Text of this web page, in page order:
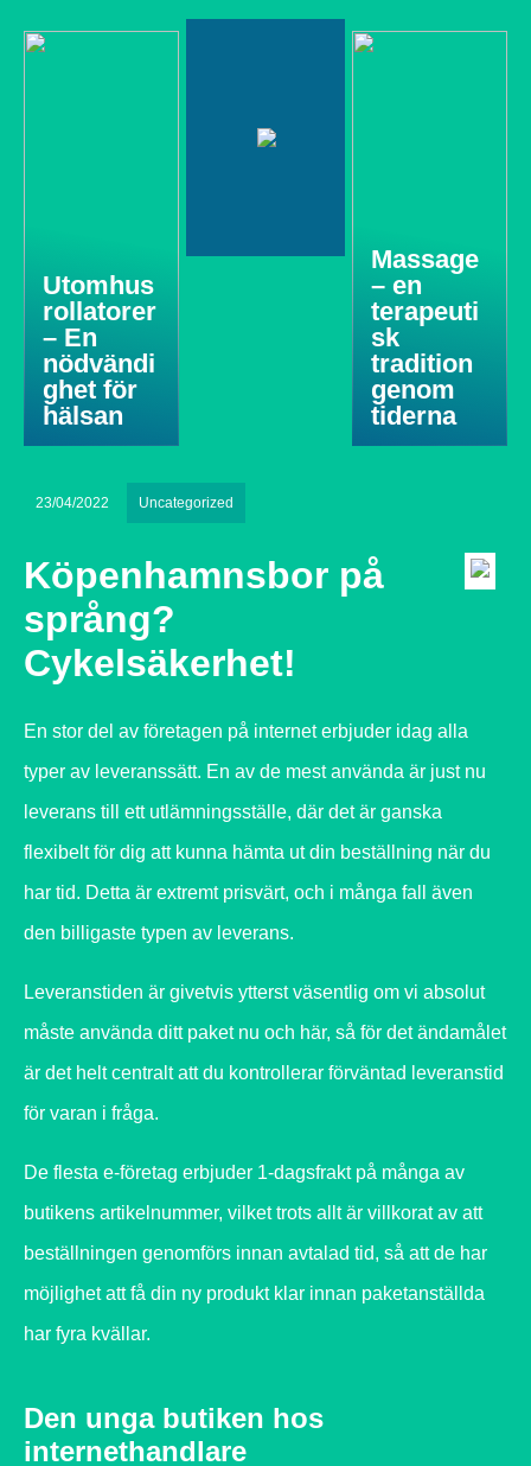
Utomhus
rollatorer
– En
nödvändi
ghet för
hälsan
Massage
– en
terapeuti
sk
tradition
genom
tiderna
23/04/2022 Uncategorized
Köpenhamnsbor på
språng?
Cykelsäkerhet!
En stor del av företagen på internet erbjuder idag alla
typer av leveranssätt. En av de mest använda är just nu
leverans till ett utlämningsställe, där det är ganska
flexibelt för dig att kunna hämta ut din beställning när du
har tid. Detta är extremt prisvärt, och i många fall även
den billigaste typen av leverans.
Leveranstiden är givetvis ytterst väsentlig om vi absolut
måste använda ditt paket nu och här, så för det ändamålet
är det helt centralt att du kontrollerar förväntad leveranstid
för varan i fråga.
De flesta e-företag erbjuder 1-dagsfrakt på många av
butikens artikelnummer, vilket trots allt är villkorat av att
beställningen genomförs innan avtalad tid, så att de har
möjlighet att få din ny produkt klar innan paketanställda
har fyra kvällar.
Den unga butiken hos
internethandlare